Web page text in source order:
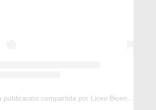
Una publicación compartida por Liceo Bicentenario Italia (@bicentenarioitalia)